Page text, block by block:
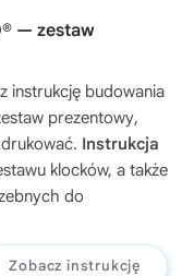
— zestaw
instrukcję budowania
prezentowy,
Instrukcja
klocków, a także
do
Zobacz instrukcję